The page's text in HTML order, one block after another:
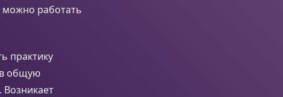
можно работать
практику
в общую